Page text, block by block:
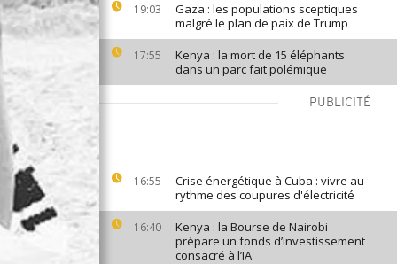
19:03
Gaza : les populations sceptiques
malgré le plan de paix de Trump
17:55
Kenya : la mort de 15 éléphants
dans un parc fait polémique
PUBLICITÉ
16:55
Crise énergétique à Cuba : vivre au
rythme des coupures d'électricité
16:40
Kenya : la Bourse de Nairobi
prépare un fonds d’investissement
consacré à l’IA